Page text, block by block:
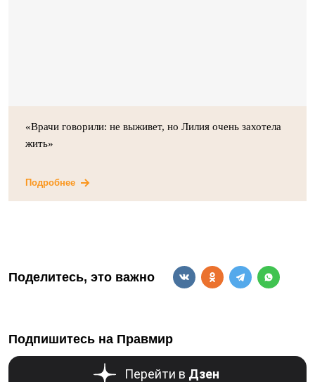
«Врачи говорили: не выживет, но Лилия очень захотела
жить»
Подробнее
Поделитесь, это важно
Подпишитесь на Правмир
Перейти в Дзен